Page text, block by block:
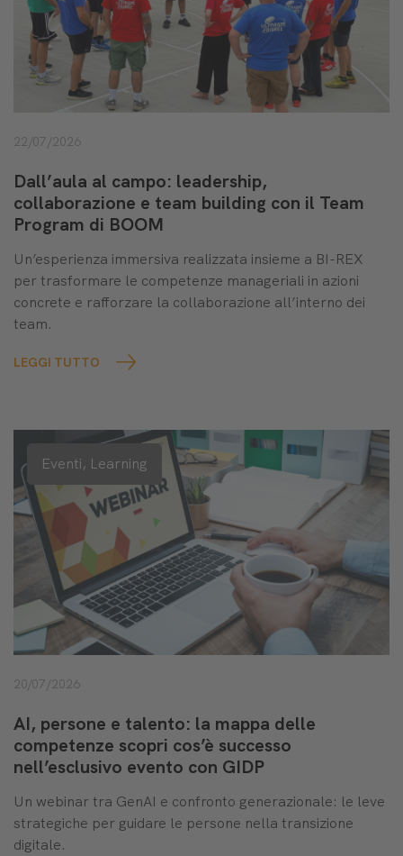
22/07/2026
Dall’aula al campo: leadership,
collaborazione e team building con il Team
Program di BOOM
Un’esperienza immersiva realizzata insieme a BI-REX
per trasformare le competenze manageriali in azioni
concrete e rafforzare la collaborazione all’interno dei
team.
LEGGI TUTTO
Eventi, Learning
20/07/2026
AI, persone e talento: la mappa delle
competenze scopri cos’è successo
nell’esclusivo evento con GIDP
Un webinar tra GenAI e confronto generazionale: le leve
strategiche per guidare le persone nella transizione
digitale.